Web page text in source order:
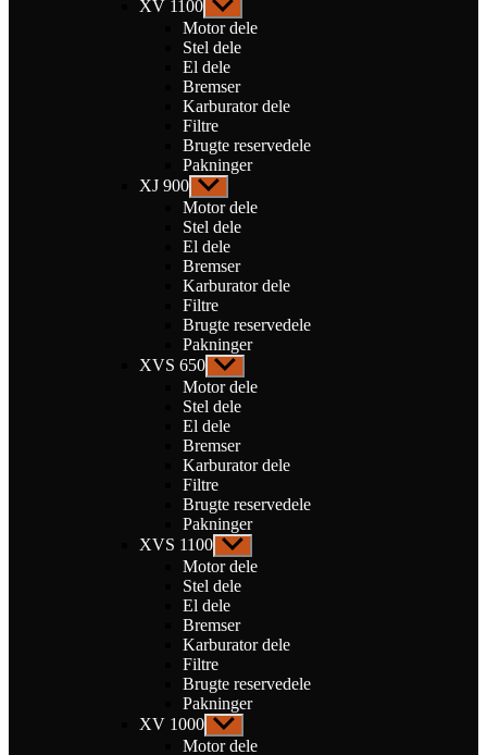
XV 1100 Vis
undermenu
Motor dele
Stel dele
El dele
Bremser
Karburator dele
Filtre
Brugte reservedele
Pakninger
XJ 900 Vis
undermenu
Motor dele
Stel dele
El dele
Bremser
Karburator dele
Filtre
Brugte reservedele
Pakninger
XVS 650 Vis
undermenu
Motor dele
Stel dele
El dele
Bremser
Karburator dele
Filtre
Brugte reservedele
Pakninger
XVS 1100 Vis
undermenu
Motor dele
Stel dele
El dele
Bremser
Karburator dele
Filtre
Brugte reservedele
Pakninger
XV 1000 Vis
undermenu
Motor dele